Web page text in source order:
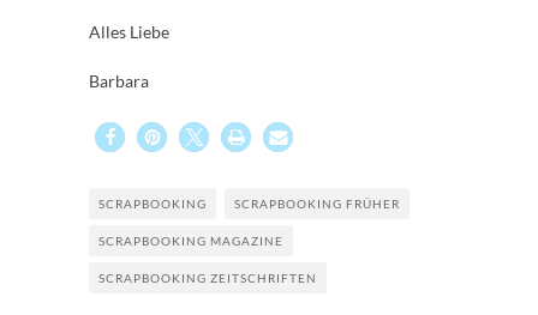
Alles Liebe
Barbara
SCRAPBOOKING SCRAPBOOKING FRÜHER
SCRAPBOOKING MAGAZINE
SCRAPBOOKING ZEITSCHRIFTEN